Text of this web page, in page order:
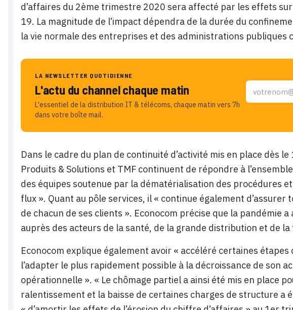
d’affaires du 2ème trimestre 2020 sera affecté par les effets
19. La magnitude de l’impact dépendra de la durée du
la vie normale des entreprises et des administrations publiques
LA NEWSLETTER QUOTIDIENNE
L'actu du channel chaque matin
L'essentiel de la distribution IT & télécoms, chaque matin vers 7h
dans votre boîte mail.
Dans le cadre du plan de continuité d’activité mis en place dès
Produits & Solutions et TMF continuent de répondre à
des équipes soutenue par la dématérialisation des procédures
flux ». Quant au pôle services, il « continue également
de chacun de ses clients ». Econocom précise que la pandémie
auprès des acteurs de la santé, de la grande distribution et de la
Econocom explique également avoir « accéléré certaines
l’adapter le plus rapidement possible à la décroissance de son
opérationnelle ». « Le chômage partiel a ainsi été mis en place
ralentissement et la baisse de certaines charges de structure a